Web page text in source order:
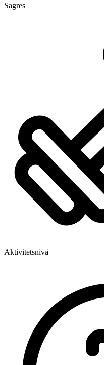
Sagres
Aktivitetsnivå